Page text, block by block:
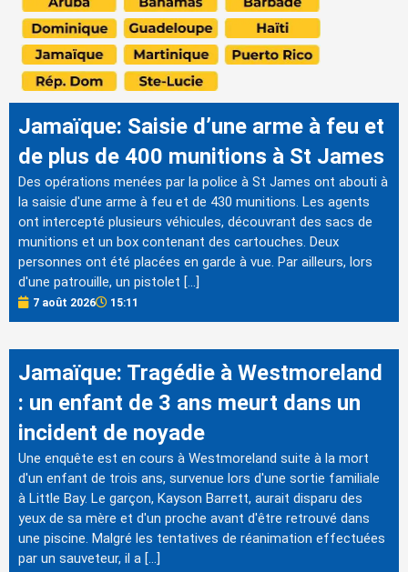
Jamaïque: Saisie d’une arme à feu et
de plus de 400 munitions à St James
Des opérations menées par la police à St James ont abouti à
la saisie d'une arme à feu et de 430 munitions. Les agents
ont intercepté plusieurs véhicules, découvrant des sacs de
munitions et un box contenant des cartouches. Deux
personnes ont été placées en garde à vue. Par ailleurs, lors
d'une patrouille, un pistolet […]
7 août 2026 15:11
Jamaïque: Tragédie à Westmoreland
: un enfant de 3 ans meurt dans un
incident de noyade
Une enquête est en cours à Westmoreland suite à la mort
d'un enfant de trois ans, survenue lors d'une sortie familiale
à Little Bay. Le garçon, Kayson Barrett, aurait disparu des
yeux de sa mère et d'un proche avant d'être retrouvé dans
une piscine. Malgré les tentatives de réanimation effectuées
par un sauveteur, il a […]